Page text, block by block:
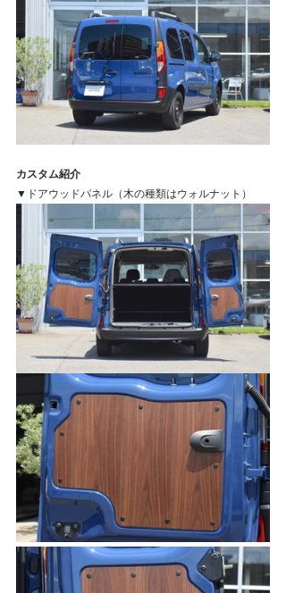
カスタム紹介
▼ドアウッドパネル（木の種類はウォルナット）